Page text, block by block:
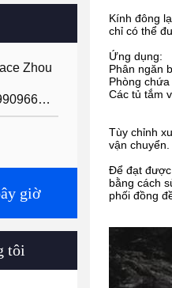
Zhou
+8613929909663--13690711186
giờ
tôi
Kính đông
chỉ có thể
Ứng dụng:
Phân ngăn
Phòng
Các tủ tắm
Tùy chỉnh
vận chuyển.
Để đạt
bằng cách
phối đồng